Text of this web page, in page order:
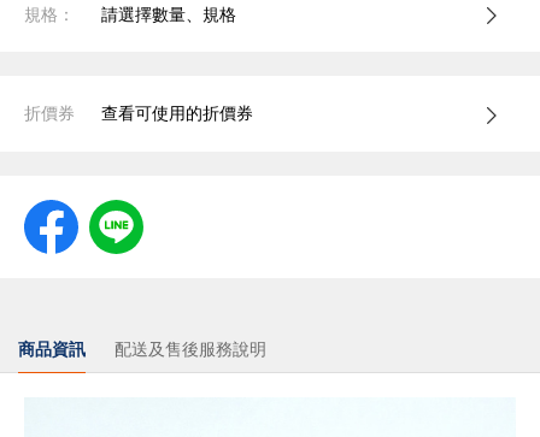
規格： 請選擇數量、規格
折價券 查看可使用的折價券
商品資訊 配送及售後服務說明